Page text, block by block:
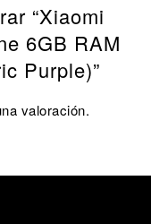
“Xiaomi
6GB RAM
Purple)”
valoración.